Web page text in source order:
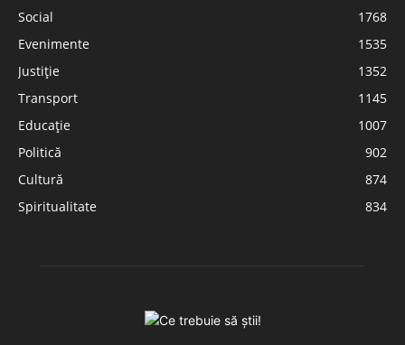
Social
1768
Evenimente
1535
Justiție
1352
Transport
1145
Educație
1007
Politică
902
Cultură
874
Spiritualitate
834